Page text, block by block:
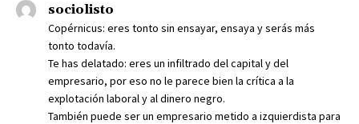
sociolisto
Copérnicus: eres tonto sin ensayar, ensaya y serás más
tonto todavía.
Te has delatado: eres un infiltrado del capital y del
empresario, por eso no le parece bien la crítica a la
explotación laboral y al dinero negro.
También puede ser un empresario metido a izquierdista para